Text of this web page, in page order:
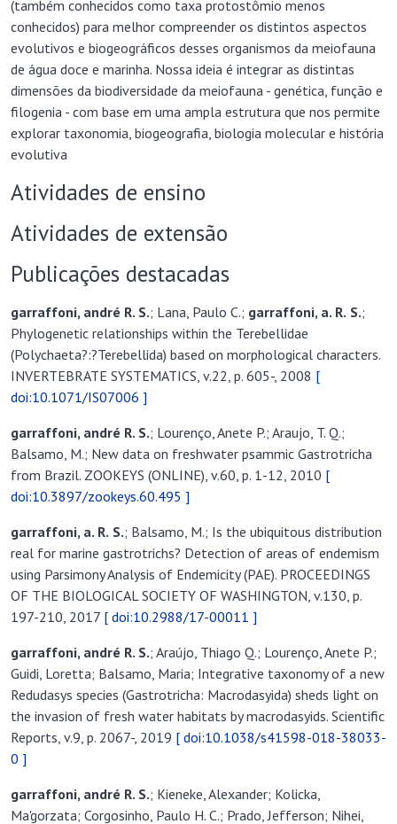
(também conhecidos como taxa protostômio menos
conhecidos) para melhor compreender os distintos aspectos
evolutivos e biogeográficos desses organismos da meiofauna
de água doce e marinha. Nossa ideia é integrar as distintas
dimensões da biodiversidade da meiofauna - genética, função e
filogenia - com base em uma ampla estrutura que nos permite
explorar taxonomia, biogeografia, biologia molecular e história
evolutiva
Atividades de ensino
Atividades de extensão
Publicações destacadas
garraffoni, andré R. S.; Lana, Paulo C.; garraffoni, a. R. S.;
Phylogenetic relationships within the Terebellidae
(Polychaeta?:?Terebellida) based on morphological characters.
INVERTEBRATE SYSTEMATICS, v.22, p. 605-, 2008 [
doi:10.1071/IS07006 ]
garraffoni, andré R. S.; Lourenço, Anete P.; Araujo, T. Q.;
Balsamo, M.; New data on freshwater psammic Gastrotricha
from Brazil. ZOOKEYS (ONLINE), v.60, p. 1-12, 2010 [
doi:10.3897/zookeys.60.495 ]
garraffoni, a. R. S.; Balsamo, M.; Is the ubiquitous distribution
real for marine gastrotrichs? Detection of areas of endemism
using Parsimony Analysis of Endemicity (PAE). PROCEEDINGS
OF THE BIOLOGICAL SOCIETY OF WASHINGTON, v.130, p.
197-210, 2017 [ doi:10.2988/17-00011 ]
garraffoni, andré R. S.; Araújo, Thiago Q.; Lourenço, Anete P.;
Guidi, Loretta; Balsamo, Maria; Integrative taxonomy of a new
Redudasys species (Gastrotricha: Macrodasyida) sheds light on
the invasion of fresh water habitats by macrodasyids. Scientific
Reports, v.9, p. 2067-, 2019 [ doi:10.1038/s41598-018-38033-
0 ]
garraffoni, andré R. S.; Kieneke, Alexander; Kolicka,
Ma'gorzata; Corgosinho, Paulo H. C.; Prado, Jefferson; Nihei,